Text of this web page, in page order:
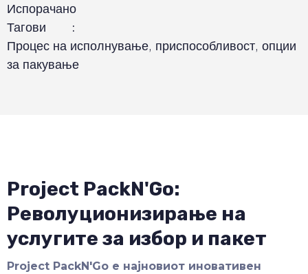
Испорачано
Тагови
:
Процес на исполнување, приспособливост, опции
за пакување
Project PackN'Go:
Револуционизирање на
услугите за избор и пакет
Project PackN'Go е најновиот иновативен